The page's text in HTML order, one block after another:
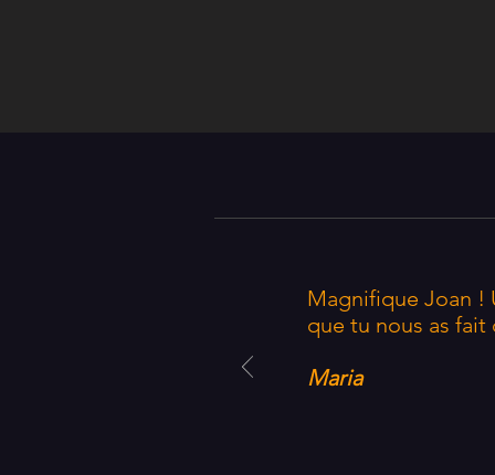
Magnifique Joan !
que tu nous as fait
Maria